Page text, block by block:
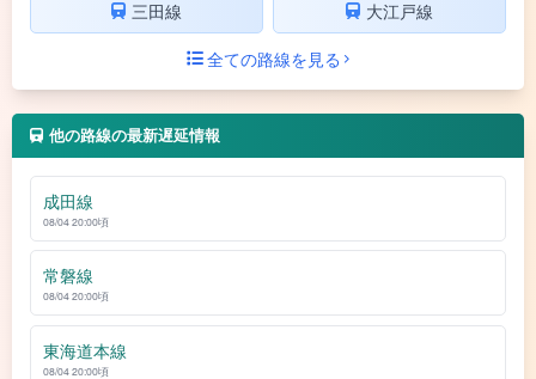
三田線
大江戸線
全ての路線を見る
他の路線の最新遅延情報
成田線
08/04 20:00頃
常磐線
08/04 20:00頃
東海道本線
08/04 20:00頃